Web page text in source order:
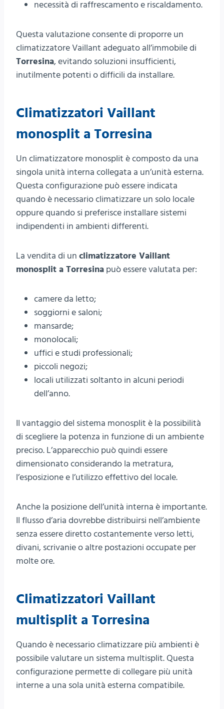
necessità di raffrescamento e riscaldamento.
Questa valutazione consente di proporre un
climatizzatore Vaillant adeguato all’immobile di
Torresina, evitando soluzioni insufficienti,
inutilmente potenti o difficili da installare.
Climatizzatori Vaillant
monosplit a Torresina
Un climatizzatore monosplit è composto da una
singola unità interna collegata a un’unità esterna.
Questa configurazione può essere indicata
quando è necessario climatizzare un solo locale
oppure quando si preferisce installare sistemi
indipendenti in ambienti differenti.
La vendita di un climatizzatore Vaillant
monosplit a Torresina può essere valutata per:
camere da letto;
soggiorni e saloni;
mansarde;
monolocali;
uffici e studi professionali;
piccoli negozi;
locali utilizzati soltanto in alcuni periodi
dell’anno.
Il vantaggio del sistema monosplit è la possibilità
di scegliere la potenza in funzione di un ambiente
preciso. L’apparecchio può quindi essere
dimensionato considerando la metratura,
l’esposizione e l’utilizzo effettivo del locale.
Anche la posizione dell’unità interna è importante.
Il flusso d’aria dovrebbe distribuirsi nell’ambiente
senza essere diretto costantemente verso letti,
divani, scrivanie o altre postazioni occupate per
molte ore.
Climatizzatori Vaillant
multisplit a Torresina
Quando è necessario climatizzare più ambienti è
possibile valutare un sistema multisplit. Questa
configurazione permette di collegare più unità
interne a una sola unità esterna compatibile.